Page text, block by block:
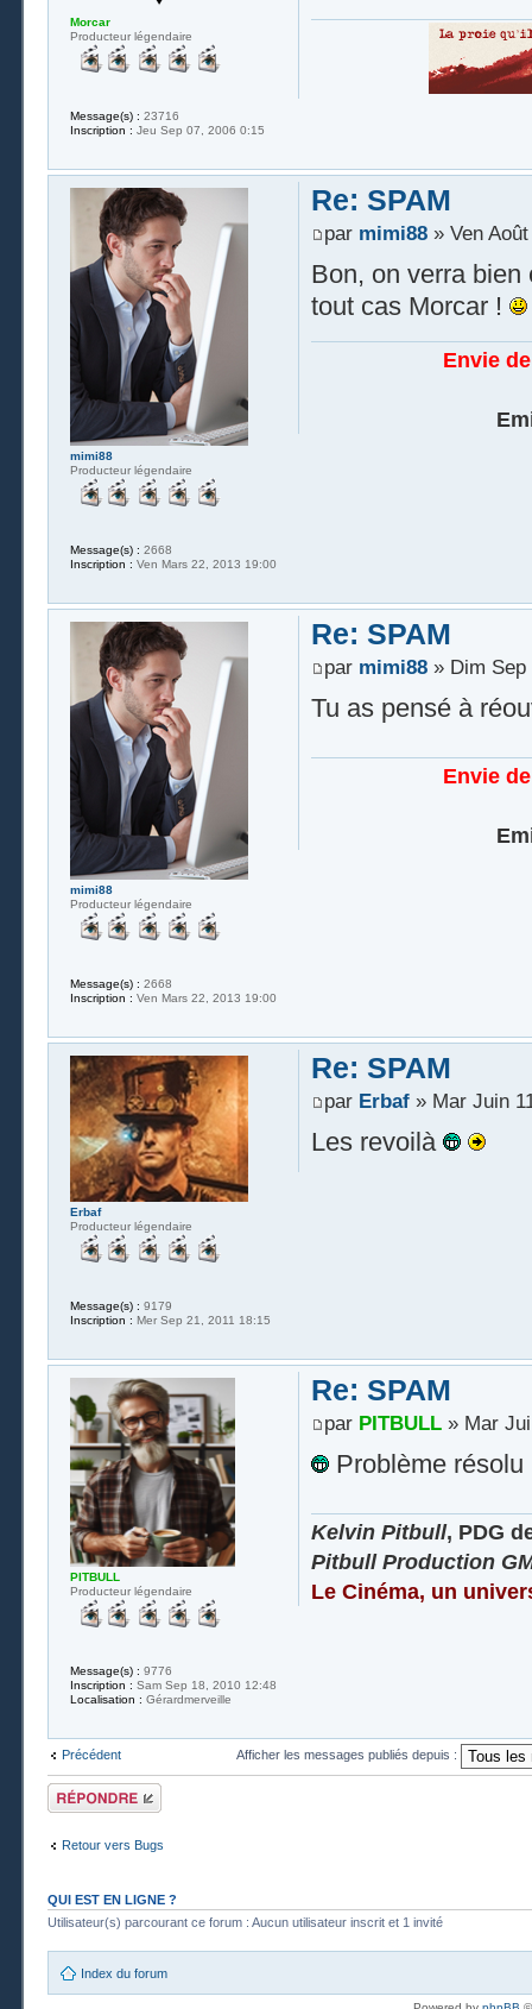
Morcar
Producteur légendaire
Message(s) : 23716
Inscription : Jeu Sep 07, 2006 0:15
Re: SPAM
par mimi88» Ven Août
Bon, on verra bien
tout cas Morcar !
Envie
mimi88
Producteur légendaire
Message(s) : 2668
Inscription : Ven Mars 22, 2013 19:00
Re: SPAM
par mimi88» Dim Sep
Tu as pensé à
Envie
mimi88
Producteur légendaire
Message(s) : 2668
Inscription : Ven Mars 22, 2013 19:00
Re: SPAM
par Erbaf» Mar Juin
Les revoilà
Erbaf
Producteur légendaire
Message(s) : 9179
Inscription : Mer Sep 21, 2011 18:15
Re: SPAM
par PITBULL» Mar
Problème
Kelvin Pitbull, PDG
Pitbull Production
Le Cinéma, un
PITBULL
Producteur légendaire
Message(s) : 9776
Inscription : Sam Sep 18, 2010 12:48
Localisation : Gérardmerveille
Précédent Afficher les messages publiés depuis :
Publier une
réponse
Retour vers Bugs
QUI EST EN LIGNE ?
Utilisateur(s) parcourant ce forum : Aucun utilisateur inscrit et 1 invité
Index du forum